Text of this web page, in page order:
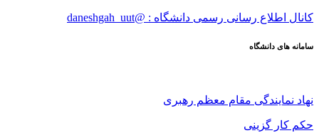
کانال اطلاع رسانی رسمی دانشگاه : @daneshgah_uut
سامانه های دانشگاه
نهاد نمایندگی مقام معظم رهبری
حکم کار گزینی